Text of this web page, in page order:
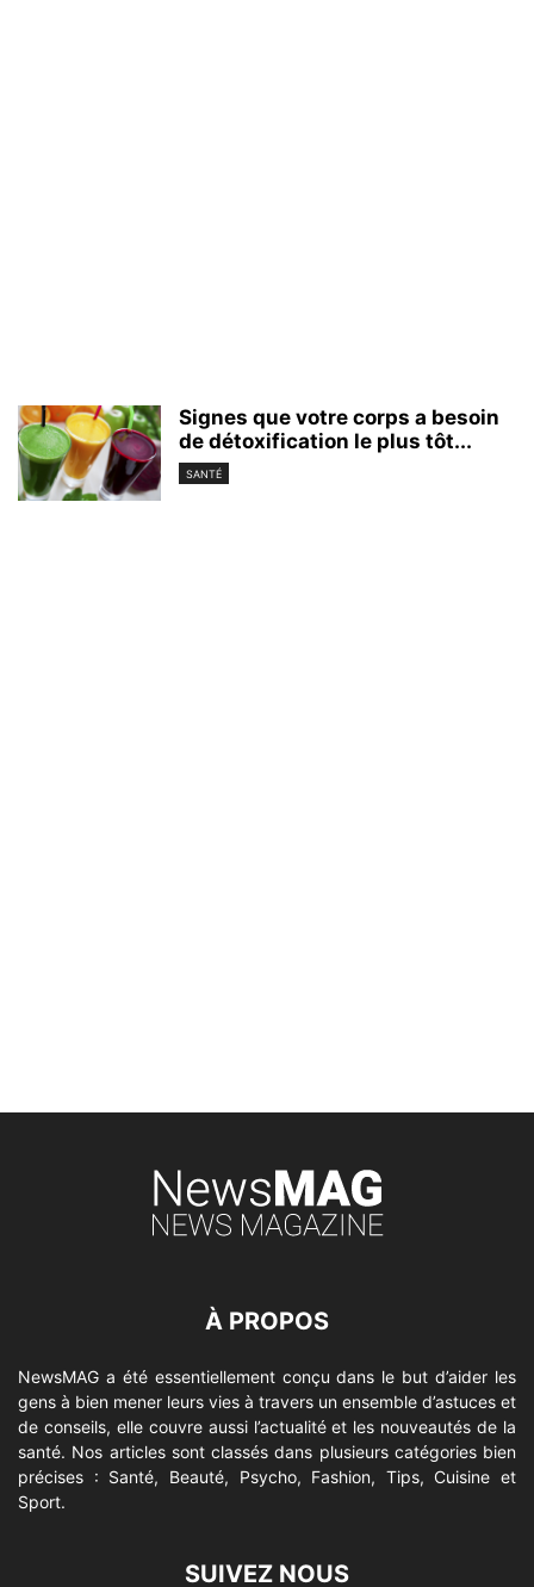
Signes que votre corps a besoin
de détoxification le plus tôt...
SANTÉ
À PROPOS
NewsMAG a été essentiellement conçu dans le but d’aider les
gens à bien mener leurs vies à travers un ensemble d’astuces et
de conseils, elle couvre aussi l’actualité et les nouveautés de la
santé. Nos articles sont classés dans plusieurs catégories bien
précises : Santé, Beauté, Psycho, Fashion, Tips, Cuisine et
Sport.
SUIVEZ NOUS